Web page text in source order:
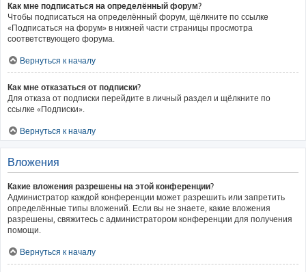
Как мне подписаться на определённый форум?
Чтобы подписаться на определённый форум, щёлкните по ссылке
«Подписаться на форум» в нижней части страницы просмотра
соответствующего форума.
Вернуться к началу
Как мне отказаться от подписки?
Для отказа от подписки перейдите в личный раздел и щёлкните по
ссылке «Подписки».
Вернуться к началу
Вложения
Какие вложения разрешены на этой конференции?
Администратор каждой конференции может разрешить или запретить
определённые типы вложений. Если вы не знаете, какие вложения
разрешены, свяжитесь с администратором конференции для получения
помощи.
Вернуться к началу